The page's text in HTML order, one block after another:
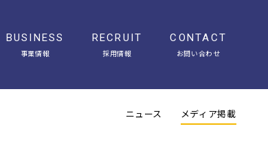
ニュース メディア掲載
BUSINESS
事業情報
RECRUIT
採用情報
CONTACT
お問い合わせ